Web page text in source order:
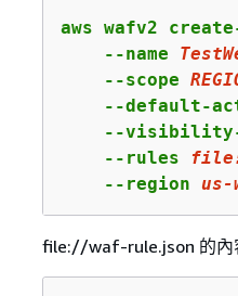
aws wafv2
    --name
    --scope
--default-
--
    --rules
    --region
us-
file://waf-rule.json 的內